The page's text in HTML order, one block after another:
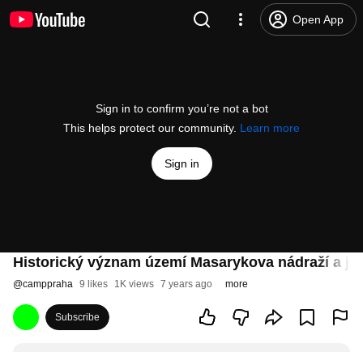
Open App
Sign in to confirm you’re not a bot
This helps protect our community. Learn more
Sign in
Historický význam území Masarykova nádraží a
@camppraha 9 likes 1K views 7 years ago more
Subscribe